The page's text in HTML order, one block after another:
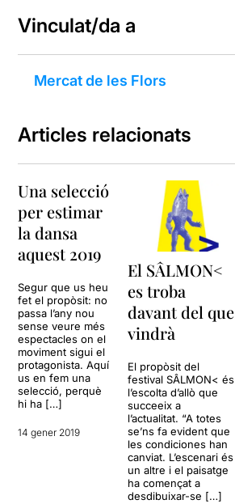
Vinculat/da a
Mercat de les Flors
Articles relacionats
Una selecció
per estimar
la dansa
aquest 2019
Segur que us heu
fet el propòsit: no
passa l’any nou
sense veure més
espectacles on el
moviment sigui el
protagonista. Aquí
us en fem una
selecció, perquè
hi ha […]
14 gener 2019
El SÂLMON<
es troba
davant del que
vindrà
El propòsit del
festival SÂLMON< és
l’escolta d’allò que
succeeix a
l’actualitat. “A totes
se’ns fa evident que
les condiciones han
canviat. L’escenari és
un altre i el paisatge
ha començat a
desdibuixar-se […]